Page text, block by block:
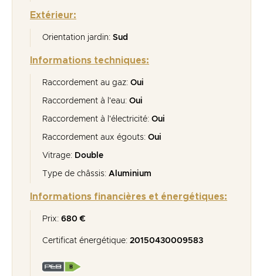
Extérieur:
Orientation jardin: Sud
Informations techniques:
Raccordement au gaz: Oui
Raccordement à l'eau: Oui
Raccordement à l'électricité: Oui
Raccordement aux égouts: Oui
Vitrage: Double
Type de châssis: Aluminium
Informations financières et énergétiques:
Prix: 680 €
Certificat énergétique: 20150430009583